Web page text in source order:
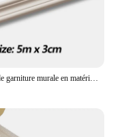
Ligne de garniture murale en matériau souple Neria, autocollant mural 3D auto-adhésif, décoration de plinthe, ligne de moulage anticollision, 5 m